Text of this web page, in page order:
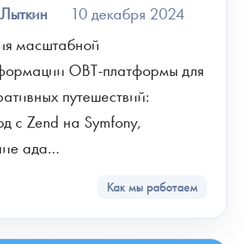
10 декабря 2024
масштабной
OBT-платформы для
путешествий:
с Zend на Symfony,
ада...
Как мы работаем